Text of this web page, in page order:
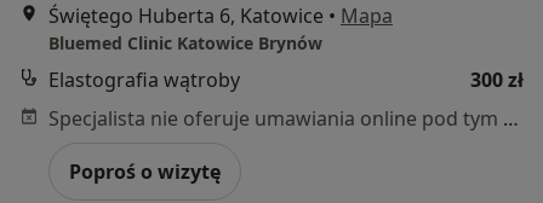
Świętego Huberta 6, Katowice • Mapa
Bluemed Clinic Katowice Brynów
Elastografia wątroby
300 zł
Specjalista nie oferuje umawiania online pod tym adresem.
Poproś o wizytę